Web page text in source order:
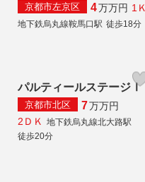
京都市左京区 4万万円 1Ｋ
地下鉄烏丸線鞍馬口駅 徒歩18分
パルティールステージⅠ
京都市北区 7万万円
2ＤＫ 地下鉄烏丸線北大路駅
徒歩20分